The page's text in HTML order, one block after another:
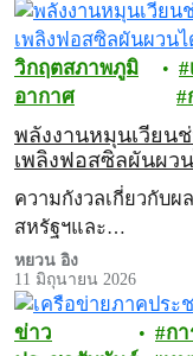
วิกฤตสภาพภูมิ
อากาศ
พลังงานหมุนเวียน
เพลิงฟอสซิลผันผว
ความกังวลเกี่ยวกับ
สหรัฐฯและ…
หยวน อิง
11 มิถุนายน 2026
ข่าว
ก